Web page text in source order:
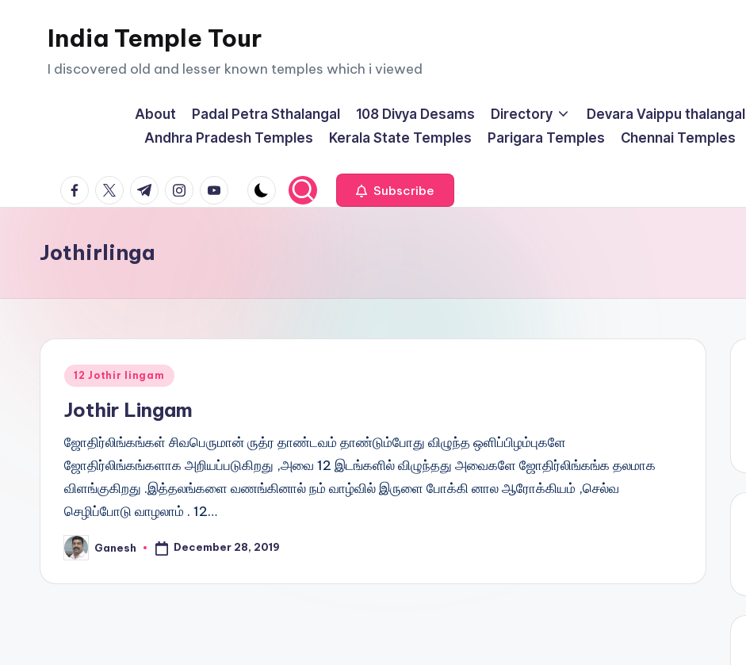
India Temple Tour
I discovered old and lesser known temples which i viewed
About Padal Petra Sthalangal 108 Divya Desams Directory Devara Vaippu thalangal
Andhra Pradesh Temples
Kerala State Temples Parigara Temples Chennai Temples
facebook.com
twitter.com
t.me instagram.com
youtube.com Subscribe
Jothirlinga
Posted
12 Jothir lingam
Jothir Lingam
ஜோதிர்லிங்கங்கள் சிவபெருமான் ருத்ர தாண்டவம் தாண்டும்போது விழுந்த ஒளிப்பிழம்புகளே
ஜோதிர்லிங்கங்களாக அறியப்படுகிறது ,அவை 12 இடங்களில் விழுந்தது அவைகளே ஜோதிர்லிங்கங்க தலமாக
விளங்குகிறது .இத்தலங்களை வணங்கினால் நம் வாழ்வில் இருளை போக்கி னால ஆரோக்கியம் ,செல்வ
செழிப்போடு வாழலாம் . 12…
Posted
by
Ganesh December 28, 2019